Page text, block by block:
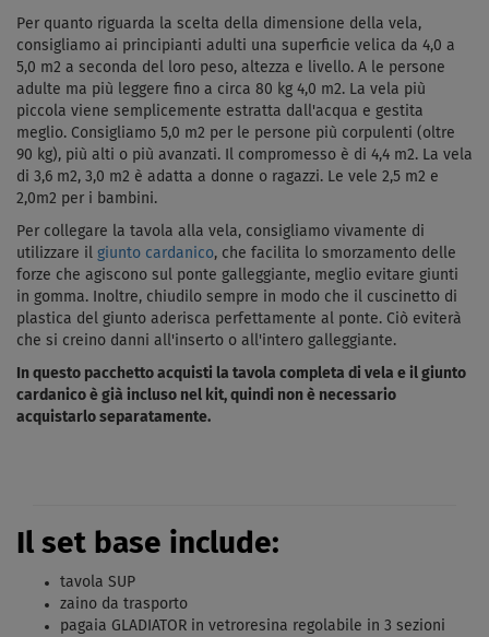
Per quanto riguarda la scelta della dimensione della vela,
consigliamo ai principianti adulti una superficie velica da 4,0 a
5,0 m2 a seconda del loro peso, altezza e livello. A le persone
adulte ma più leggere fino a circa 80 kg 4,0 m2. La vela più
piccola viene semplicemente estratta dall'acqua e gestita
meglio. Consigliamo 5,0 m2 per le persone più corpulenti (oltre
90 kg), più alti o più avanzati. Il compromesso è di 4,4 m2. La vela
di 3,6 m2, 3,0 m2 è adatta a donne o ragazzi. Le vele 2,5 m2 e
2,0m2 per i bambini.
Per collegare la tavola alla vela, consigliamo vivamente di
utilizzare il giunto cardanico, che facilita lo smorzamento delle
forze che agiscono sul ponte galleggiante, meglio evitare giunti
in gomma. Inoltre, chiudilo sempre in modo che il cuscinetto di
plastica del giunto aderisca perfettamente al ponte. Ciò eviterà
che si creino danni all'inserto o all'intero galleggiante.
In questo pacchetto acquisti la tavola completa di vela e il giunto
cardanico è già incluso nel kit, quindi non è necessario
acquistarlo separatamente.
Il set base include:
tavola SUP
zaino da trasporto
pagaia GLADIATOR in vetroresina regolabile in 3 sezioni